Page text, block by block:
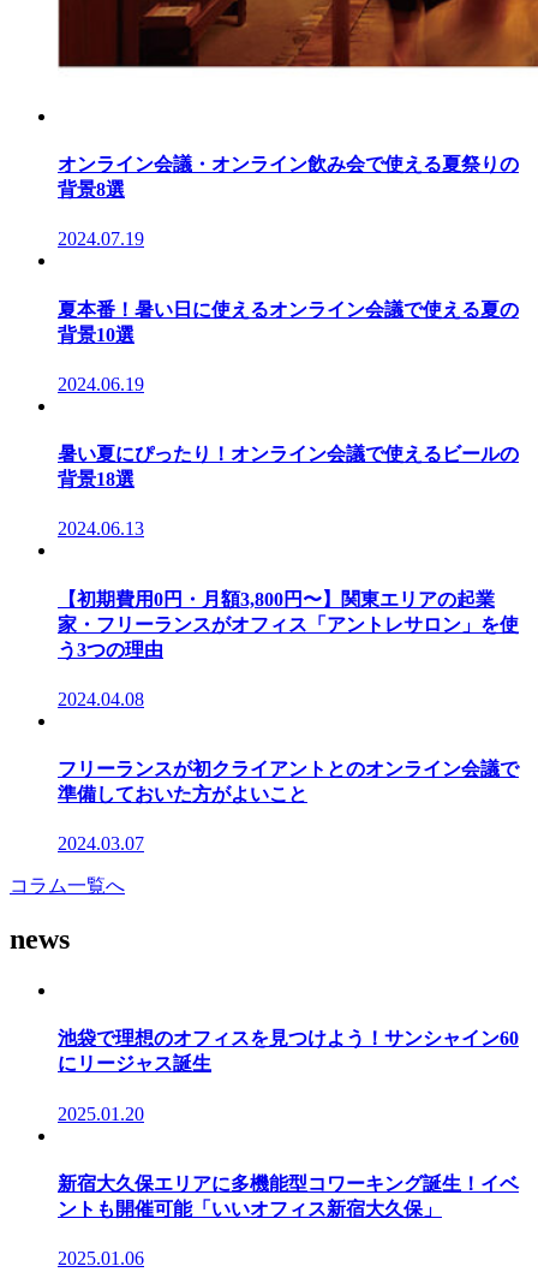
オンライン会議・オンライン飲み会で使える夏祭りの
背景8選
2024.07.19
夏本番！暑い日に使えるオンライン会議で使える夏の
背景10選
2024.06.19
暑い夏にぴったり！オンライン会議で使えるビールの
背景18選
2024.06.13
【初期費用0円・月額3,800円〜】関東エリアの起業
家・フリーランスがオフィス「アントレサロン」を使
う3つの理由
2024.04.08
フリーランスが初クライアントとのオンライン会議で
準備しておいた方がよいこと
2024.03.07
コラム一覧へ
news
池袋で理想のオフィスを見つけよう！サンシャイン60
にリージャス誕生
2025.01.20
新宿大久保エリアに多機能型コワーキング誕生！イベ
ントも開催可能「いいオフィス新宿大久保」
2025.01.06